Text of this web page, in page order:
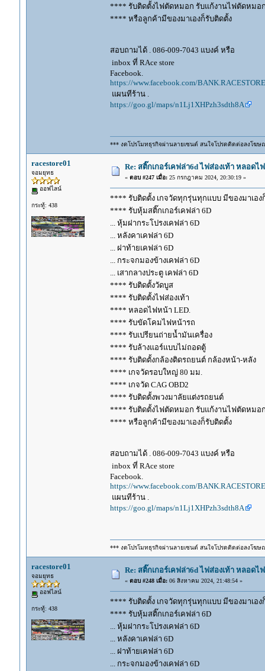
**** รับติดตั้งไฟตัดหมอก รับแก้งานไฟตัดหมอ
**** หรือลูกค้ามีของมาเองก็รับติดตั้ง
สอบถามได้ . 086-009-7043 แบงค์ หรือ
inbox ที่ RAce store
Facebook.
https://www.facebook.com/
แผนทีร้าน .
https://goo.gl/maps/n1Lj1XHPzh3sdth8A
*** งดโปรโมทธุรกิจผ่านลายเซนต์ สนใจโปรดติดต่อลงโฆษ
racestore01
จอมยุทธ
ออฟไลน์
กระทู้: 438
Re: สติ๊กเกอร์เคฟล่า6d ไฟส่องเท้า หลอด
« ตอบ #247 เมื่อ:25 กรกฎาคม 2024, 20:30:19 »
**** รับติดตั้ง เกจวัดทุกรุ่นทุกแบบ มีของมาเอง
**** รับหุ้มสติ๊กเกอร์เคฟล่า 6D
... หุ้มฝากระโปรงเคฟล่า 6D
... หลังคาเคฟล่า 6D
... ฝาท้ายเคฟล่า 6D
... กระจกมองข้างเคฟล่า 6D
... เสากลางประตู เคฟล่า 6D
**** รับติดตั้งวัดบูส
**** รับติดตั้งไฟส่องเท้า
**** หลอดไฟหน้า LED.
**** รับขัดโคมไฟหน้ารถ
**** รับเปรียนถ่ายน้ำมันเครื่อง
**** รับล้างแอร์แบบไม่ถอดตู้
**** รับติดตั้งกล้องติดรถยนต์ กล้องหน้า-หลัง
**** เกจวัดรอบใหญ่ 80 มม.
**** เกจวัด CAG OBD2
**** รับติดตั้งพวงมาลัยแต่งรถยนต์
**** รับติดตั้งไฟตัดหมอก รับแก้งานไฟตัดหมอ
**** หรือลูกค้ามีของมาเองก็รับติดตั้ง
สอบถามได้ . 086-009-7043 แบงค์ หรือ
inbox ที่ RAce store
Facebook.
https://www.facebook.com/
แผนทีร้าน .
https://goo.gl/maps/n1Lj1XHPzh3sdth8A
*** งดโปรโมทธุรกิจผ่านลายเซนต์ สนใจโปรดติดต่อลงโฆษ
racestore01
จอมยุทธ
ออฟไลน์
กระทู้: 438
Re: สติ๊กเกอร์เคฟล่า6d ไฟส่องเท้า หลอด
« ตอบ #248 เมื่อ:06 สิงหาคม 2024, 21:48:54 »
**** รับติดตั้ง เกจวัดทุกรุ่นทุกแบบ มีของมาเอง
**** รับหุ้มสติ๊กเกอร์เคฟล่า 6D
... หุ้มฝากระโปรงเคฟล่า 6D
... หลังคาเคฟล่า 6D
... ฝาท้ายเคฟล่า 6D
... กระจกมองข้างเคฟล่า 6D